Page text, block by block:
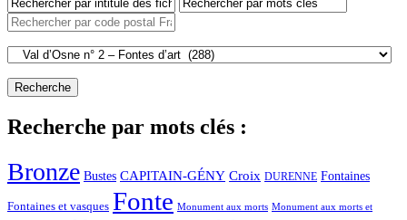
Recherche par mots clés :
Bronze Bustes CAPITAIN-GÉNY Croix DURENNE Fontaines
Fontaines et vasques Fonte Monument aux morts Monument aux morts et